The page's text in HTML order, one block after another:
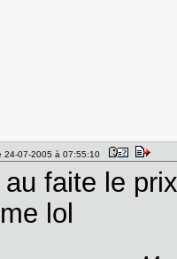
24-07-2005 à 07:55:10
au faite le
lol